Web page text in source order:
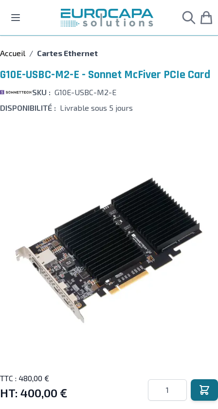
Accueil / Cartes Ethernet
G10E-USBC-M2-E - Sonnet McFiver PCIe Card
SKU :G10E-USBC-M2-E
DISPONIBILITÉ : Livrable sous 5 jours
TTC : 480,00 €
HT: 400,00 €
Quantité